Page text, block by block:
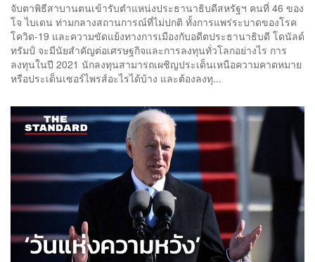
จับตาพิธีสาบานตนเข้ารับตำแหน่งประธานาธิบดีสหรัฐฯ คนที่ 46 ของ
โจ ไบเดน ท่ามกลางสถานการณ์ที่ไม่ปกติ ทั้งการแพร่ระบาดของโรค
โควิด-19 และความขัดแย้งทางการเมืองกับอดีตประธานาธิบดี โดนัลด์
ทรัมป์ จะมีนัยสำคัญต่อเศรษฐกิจและการลงทุนทั่วโลกอย่างไร การ
ลงทุนในปี 2021 นักลงทุนสามารถเผชิญประเด็นเหนือความคาดหมาย
หรือประเด็นเซอร์ไพรส์อะไรได้บ้าง และต้องลงทุ...